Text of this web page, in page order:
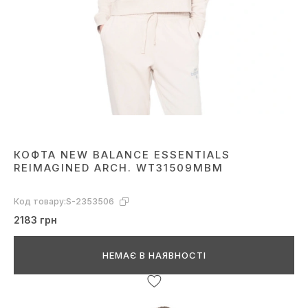
КОФТА NEW BALANCE ESSENTIALS
REIMAGINED ARCH. WT31509MBM
Код товару:S-2353506
2183 грн
НЕМАЄ В НАЯВНОСТІ